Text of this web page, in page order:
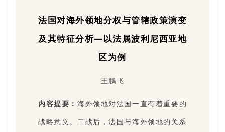
法国对海外领地分权与管辖政策演变
及其特征分析—以法属波利尼西亚地
区为例
王鹏飞
内容提要： 海外领地对法国一直有着重要的
战略意义。二战后，法国与海外领地的关系